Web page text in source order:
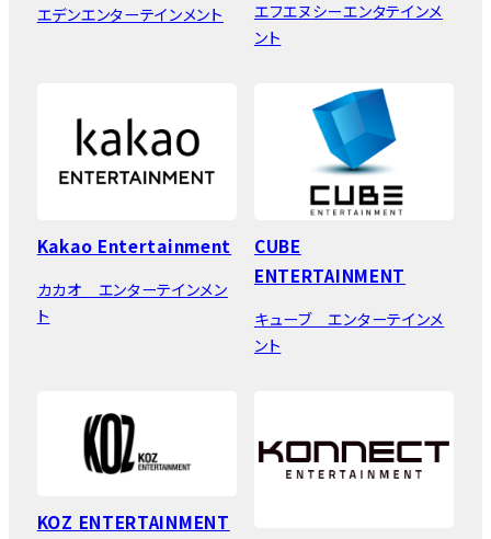
エデンエンターテインメント
エフエヌシーエンタテインメ
ント
Kakao Entertainment
カカオ エンターテインメン
ト
CUBE
ENTERTAINMENT
キューブ エンターテインメ
ント
KOZ ENTERTAINMENT